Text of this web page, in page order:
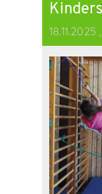
18.11.2025